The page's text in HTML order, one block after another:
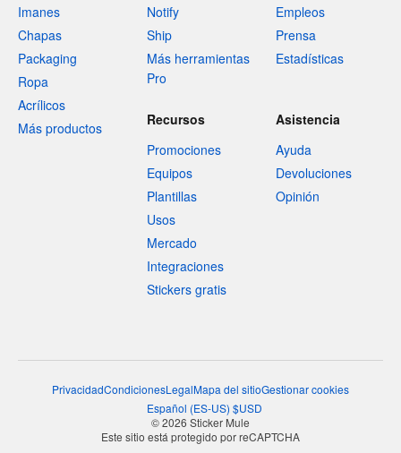
Imanes
Chapas
Packaging
Ropa
Acrílicos
Más productos
Notify
Ship
Más herramientas
Pro
Empleos
Prensa
Estadísticas
Recursos
Promociones
Equipos
Plantillas
Usos
Mercado
Integraciones
Stickers gratis
Asistencia
Ayuda
Devoluciones
Opinión
PrivacidadCondicionesLegalMapa del sitioGestionar cookies
Español (ES-US) $USD
© 2026 Sticker Mule
Este sitio está protegido por reCAPTCHA